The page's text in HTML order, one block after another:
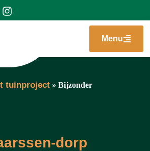
Menu
tuinproject» Bijzonder
dorp